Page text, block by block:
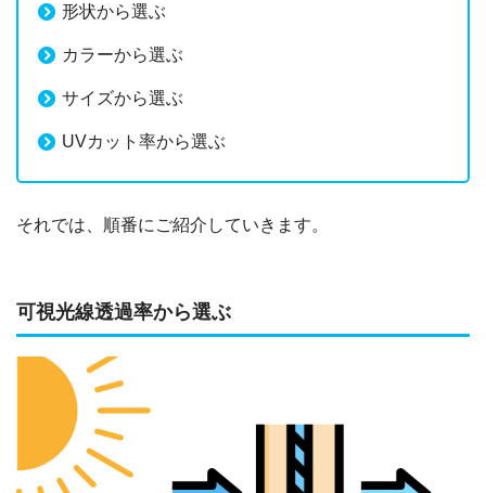
形状から選ぶ
カラーから選ぶ
サイズから選ぶ
UVカット率から選ぶ
それでは、順番にご紹介していきます。
可視光線透過率から選ぶ